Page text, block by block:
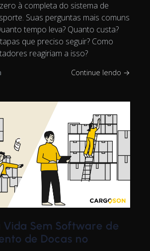
à completa do sistema de
Suas perguntas mais comuns
tempo leva? Quanto custa?
que preciso seguir? Como
reagiriam a isso?
Continue lendo →
Vida Sem Software de
de Docas no